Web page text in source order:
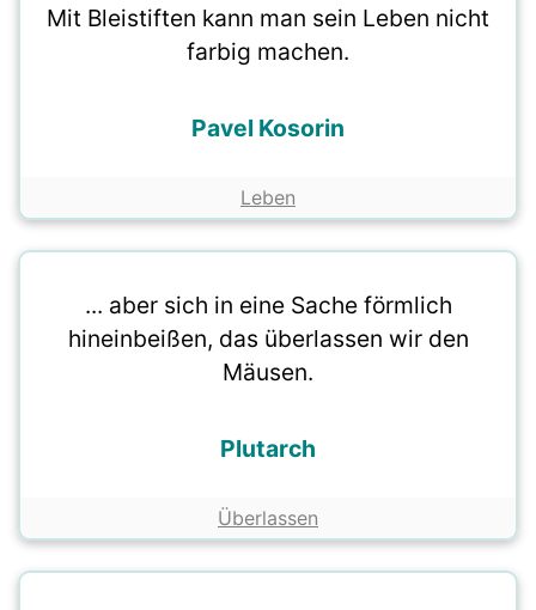
Mit Bleistiften kann man sein Leben nicht
farbig machen.
Pavel Kosorin
Leben
... aber sich in eine Sache förmlich
hineinbeißen, das überlassen wir den
Mäusen.
Plutarch
Überlassen